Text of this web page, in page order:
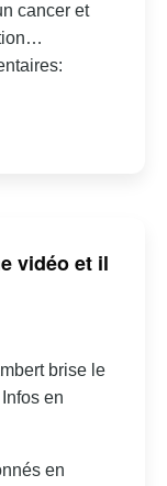
cancer et
vidéo et il
brise le
en
en